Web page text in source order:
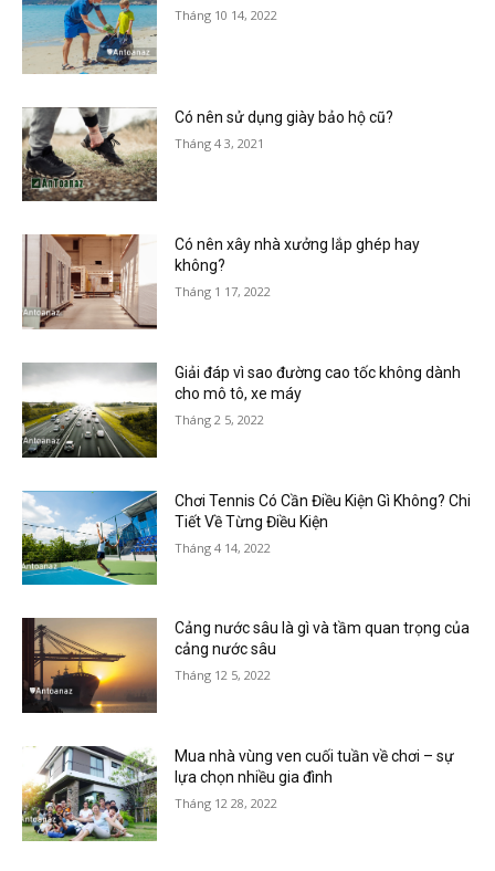
Tháng 10 14, 2022
Có nên sử dụng giày bảo hộ cũ?
Tháng 4 3, 2021
Có nên xây nhà xưởng lắp ghép hay
không?
Tháng 1 17, 2022
Giải đáp vì sao đường cao tốc không dành
cho mô tô, xe máy
Tháng 2 5, 2022
Chơi Tennis Có Cần Điều Kiện Gì Không? Chi
Tiết Về Từng Điều Kiện
Tháng 4 14, 2022
Cảng nước sâu là gì và tầm quan trọng của
cảng nước sâu
Tháng 12 5, 2022
Mua nhà vùng ven cuối tuần về chơi – sự
lựa chọn nhiều gia đình
Tháng 12 28, 2022